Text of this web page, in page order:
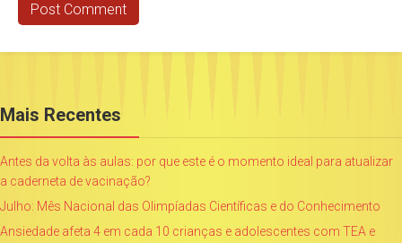
Mais Recentes
Antes da volta às aulas: por que este é o momento ideal para atualizar
a caderneta de vacinação?
Julho: Mês Nacional das Olimpíadas Científicas e do Conhecimento
Ansiedade afeta 4 em cada 10 crianças e adolescentes com TEA e